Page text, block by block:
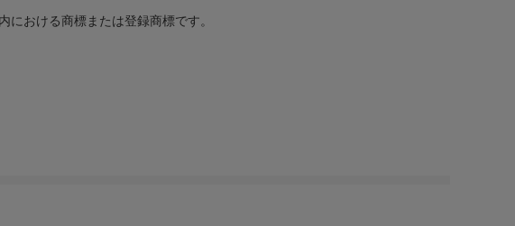
における商標または登録商標です。